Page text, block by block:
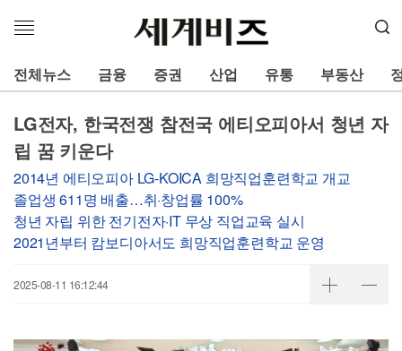
메
열
기
전체뉴스 금융 증권 산업 유통 부동산
LG전자, 한국전쟁 참전국 에티오피아서 청년 자
립 꿈 키운다
2014년 에티오피아 LG-KOICA 희망직업훈련학교 개교
졸업생 611명 배출…취·창업률 100%
청년 자립 위한 전기전자·IT 무상 직업교육 실시
2021년부터 캄보디아서도 희망직업훈련학교 운영
2025-08-11 16:12:44